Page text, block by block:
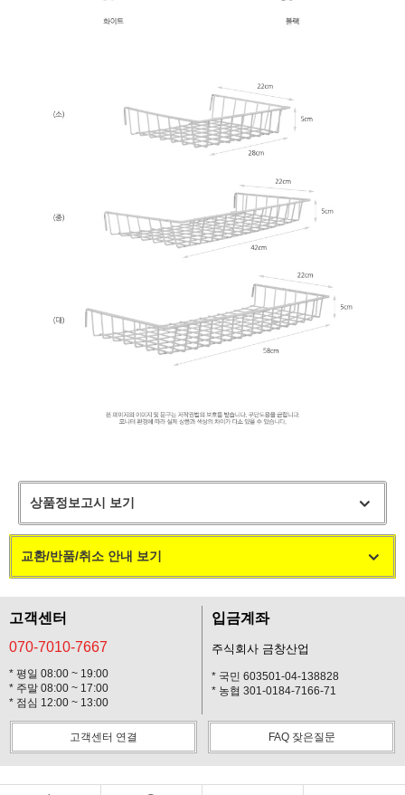
상품정보고시 보기
교환/반품/취소 안내 보기
고객센터
070-7010-7667
* 평일 08:00 ~ 19:00
* 주말 08:00 ~ 17:00
* 점심 12:00 ~ 13:00
입금계좌
주식회사 금창산업
* 국민 603501-04-138828
* 농협 301-0184-7166-71
고객센터 연결 FAQ 잦은질문